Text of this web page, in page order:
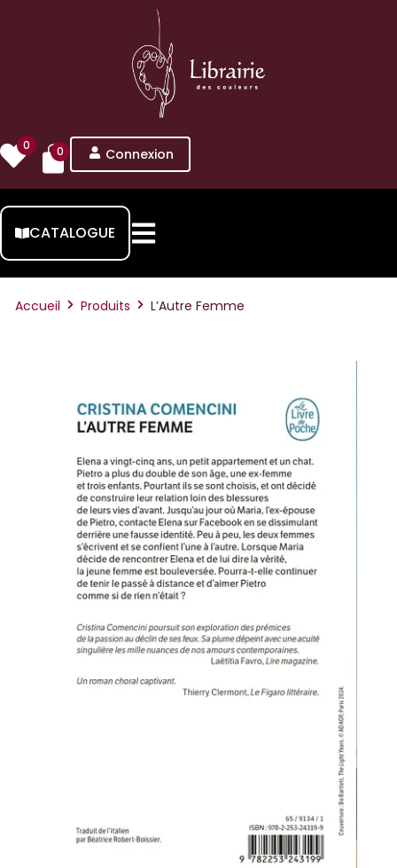
0 0 Connexion
CATALOGUE
Accueil Produits L’Autre Femme